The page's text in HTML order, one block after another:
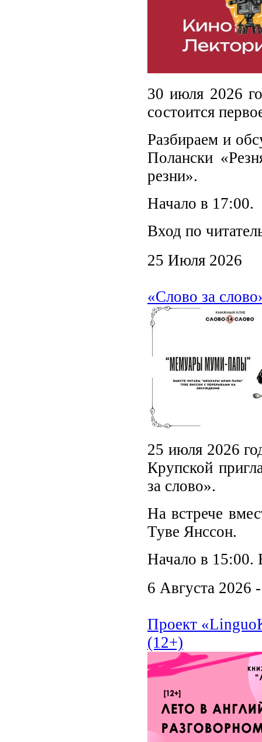
30 июля 2026
состоится
Разбираем и
Полански
резни».
Начало в 17:00.
Вход по
25 Июля 2026
«Слово за
25 июля 2026
Крупской
за слово».
На встрече
Туве Янссон.
Начало в 15:00.
6 Августа 2026
Проект
(12+)